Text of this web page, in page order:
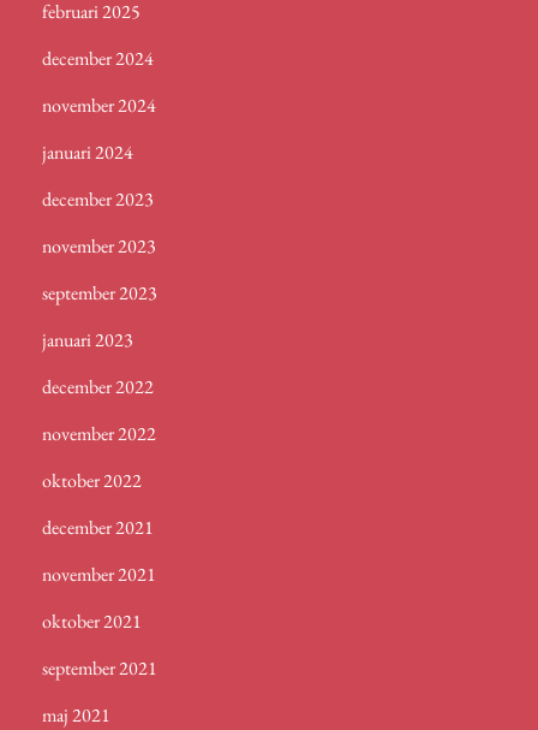
februari 2025
december 2024
november 2024
januari 2024
december 2023
november 2023
september 2023
januari 2023
december 2022
november 2022
oktober 2022
december 2021
november 2021
oktober 2021
september 2021
maj 2021